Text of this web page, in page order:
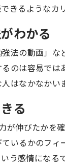
きるようなカ
わかる
法の動画」
のは容易で
はなかなかい
る
が伸びたかを
いるかのフ
う感情になる